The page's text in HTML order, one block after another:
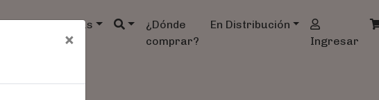
Agendas
¿Dónde
comprar?
En Distribución
Ingresar
×